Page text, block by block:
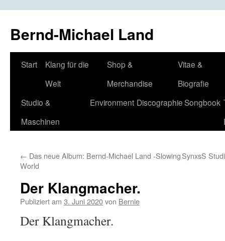
Bernd-Michael Land
Zum
springen
Start
Klang für die
Welt
Shop &
Merchandise
Vitae &
Biografie
Studio &
Maschinen
Environment DiscographieSongbook
← Das neue Album: Bernd-Michael Land -Slowing
World
SynxsS
Der Klangmacher.
Publiziert am 3. Juni 2020von Bernie
Der Klangmacher.